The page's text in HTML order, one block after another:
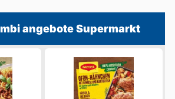
angebote Supermarkt